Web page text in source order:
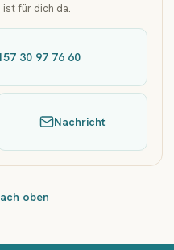
für dich da.
30 97 76 60
Nachricht
oben